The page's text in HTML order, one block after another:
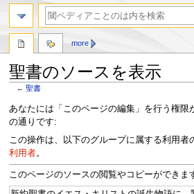
聖書のソースを表示
←聖書
ナ
ビ
ゲ
ー
ョ
ン
検
索
に
移
あなたには「このページの編集」を行う権限
の通りです:
この操作は、以下のグループに属する利用者
利用者。
このページのソースの閲覧やコピーができま
more